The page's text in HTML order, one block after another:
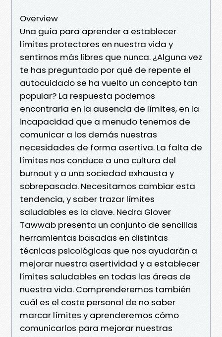
Overview
Una guía para aprender a establecer
límites protectores en nuestra vida y
sentirnos más libres que nunca. ¿Alguna vez
te has preguntado por qué de repente el
auto­cuidado se ha vuelto un concepto tan
popular? La respuesta podemos
encontrarla en la ausencia de límites, en la
inca­pacidad que a menudo tenemos de
comunicar a los demás nuestras
necesidades de forma asertiva. La falta de
límites nos conduce a una cultura del
burnout y a una sociedad ex­hausta y
sobrepasada. Necesitamos cambiar esta
tendencia, y saber trazar límites
saludables es la clave. Nedra Glover
Tawwab presenta un conjunto de sencillas
he­rramientas basadas en distintas
técnicas psicológicas que nos ayudarán a
mejorar nuestra asertividad y a establecer
límites saludables en todas las áreas de
nuestra vida. Comprendere­mos también
cuál es el coste personal de no saber
marcar lí­mites y aprenderemos cómo
comunicarlos para mejorar nues­tras